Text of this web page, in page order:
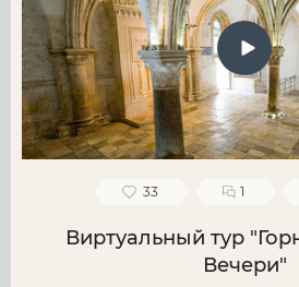
33 1
Виртуальный тур
Вечери"